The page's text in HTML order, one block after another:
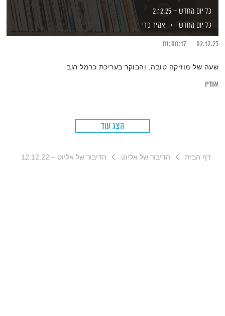
כל יום מחדש – 2.12.25
כל יום מחדש
אמיר פרי
02.12.25
01:00:17
שעה של מוזיקה טובה, והבוקר בעריכת כרמל רגב
אודיו
הצג עוד
דף הבית הדיבור של אליוט הדיבור של אליוט – 12.12.22